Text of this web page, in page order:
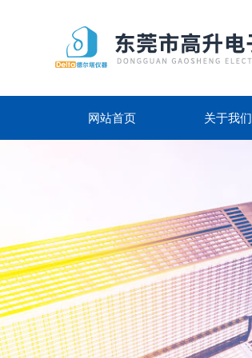
网站首页 关于我们